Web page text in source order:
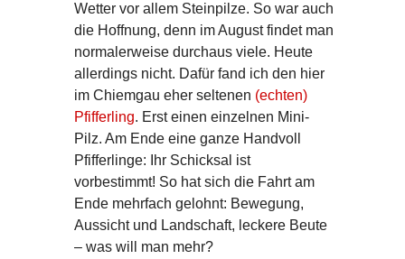
Wetter vor allem Steinpilze. So war auch
die Hoffnung, denn im August findet man
normalerweise durchaus viele. Heute
allerdings nicht. Dafür fand ich den hier
im Chiemgau eher seltenen (echten)
Pfifferling. Erst einen einzelnen Mini-
Pilz. Am Ende eine ganze Handvoll
Pfifferlinge: Ihr Schicksal ist
vorbestimmt! So hat sich die Fahrt am
Ende mehrfach gelohnt: Bewegung,
Aussicht und Landschaft, leckere Beute
– was will man mehr?